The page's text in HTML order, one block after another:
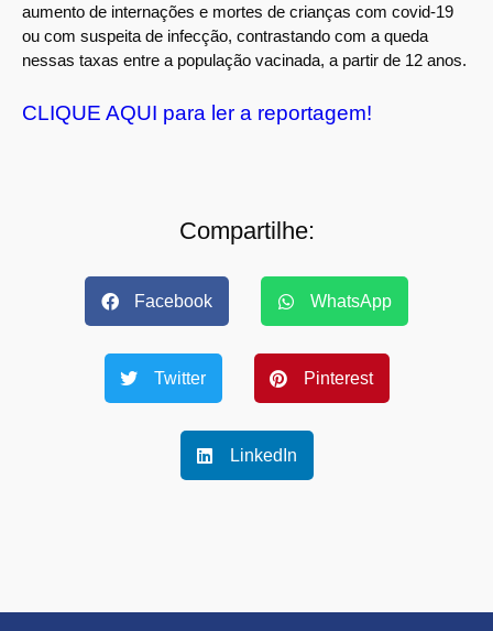
aumento de internações e mortes de crianças com covid-19
ou com suspeita de infecção, contrastando com a queda
nessas taxas entre a população vacinada, a partir de 12 anos.
CLIQUE AQUI para ler a reportagem!
Compartilhe:
Facebook WhatsApp
Twitter Pinterest
LinkedIn